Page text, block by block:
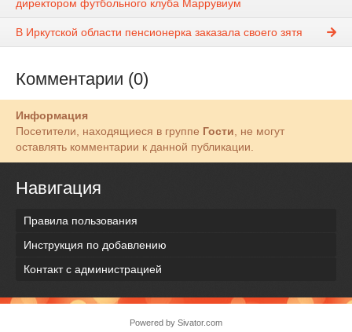
директором футбольного клуба Маррувиум
В Иркутской области пенсионерка заказала своего зятя
Комментарии (0)
Информация
Посетители, находящиеся в группе Гости , не могут
оставлять комментарии к данной публикации.
Навигация
Правила пользования
Инструкция по добавлению
Контакт с администрацией
Powered by Sivator.com